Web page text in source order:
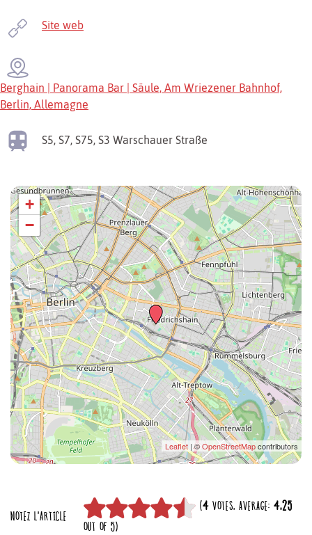
Site web
Berghain | Panorama Bar | Säule, Am Wriezener Bahnhof,
Berlin, Allemagne
S5, S7, S75, S3 Warschauer Straße
+
−
Leaflet | ©OpenStreetMapcontributors
NOTEZ L'ARTICLE
(4VOTES, AVERAGE: 4,25
OUT OF 5)